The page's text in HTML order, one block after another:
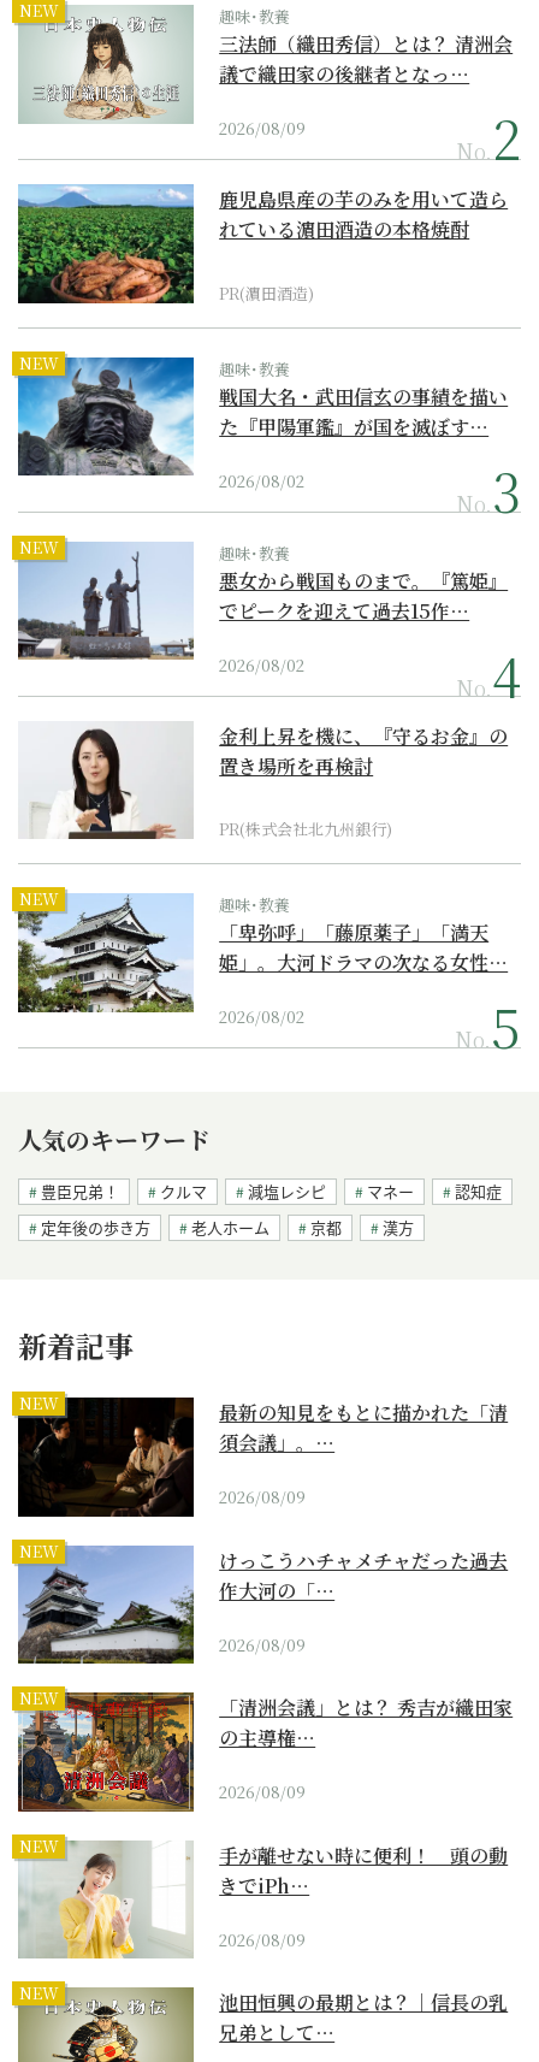
NEW 趣味･教養
三法師（織田秀信）とは？ 清洲会
議で織田家の後継者となっ…
2026/08/09
No.
鹿児島県産の芋のみを用いて造ら
れている濵田酒造の本格焼酎
PR(濵田酒造)
NEW 趣味･教養
戦国大名・武田信玄の事績を描い
た『甲陽軍鑑』が国を滅ぼす…
2026/08/02
No.
NEW 趣味･教養
悪女から戦国ものまで。『篤姫』
でピークを迎えて過去15作…
2026/08/02
No.
金利上昇を機に、『守るお金』の
置き場所を再検討
PR(株式会社北九州銀行)
NEW 趣味･教養
「卑弥呼」「藤原薬子」「満天
姫」。大河ドラマの次なる女性…
2026/08/02
No.
人気のキーワード
豊臣兄弟！ クルマ 減塩レシピ マネー
認知症
定年後の歩き方
老人ホーム 京都 漢方
新着記事
NEW
最新の知見をもとに描かれた「清
須会議」。…
2026/08/09
NEW
けっこうハチャメチャだった過去
作大河の「…
2026/08/09
NEW
「清洲会議」とは？ 秀吉が織田家
の主導権…
2026/08/09
NEW
手が離せない時に便利！ 頭の動
きでiPh…
2026/08/09
NEW
池田恒興の最期とは？｜信長の乳
兄弟として…